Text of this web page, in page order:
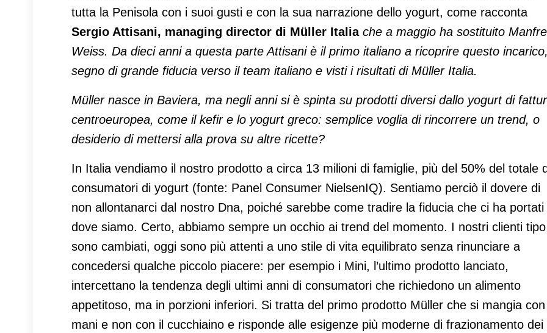
tutta la Penisola con i suoi gusti e con la sua narrazione dello yogurt, come racconta
Sergio Attisani, managing director di Müller Italia che a maggio ha sostituito
Weiss. Da dieci anni a questa parte Attisani è il primo italiano a ricoprire questo incarico,
segno di grande fiducia verso il team italiano e visti i risultati di Müller Italia.
Müller nasce in Baviera, ma negli anni si è spinta su prodotti diversi dallo yogurt di
centroeuropea, come il kefir e lo yogurt greco: semplice voglia di rincorrere un trend, o
desiderio di mettersi alla prova su altre ricette?
In Italia vendiamo il nostro prodotto a circa 13 milioni di famiglie, più del 50% del totale
consumatori di yogurt (fonte: Panel Consumer NielsenIQ). Sentiamo perciò il dovere di
non allontanarci dal nostro Dna, poiché sarebbe come tradire la fiducia che ci ha portati
dove siamo. Certo, abbiamo sempre un occhio ai trend del momento. I nostri clienti tipo
sono cambiati, oggi sono più attenti a uno stile di vita equilibrato senza rinunciare a
concedersi qualche piccolo piacere: per esempio i Mini, l’ultimo prodotto lanciato,
intercettano la tendenza degli ultimi anni di consumatori che richiedono un alimento
appetitoso, ma in porzioni inferiori. Si tratta del primo prodotto Müller che si mangia
mani e non con il cucchiaino e risponde alle esigenze più moderne di frazionamento dei